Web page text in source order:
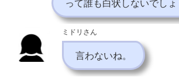
って誰も白状しないでしょ
ミドリさん
言わないね。